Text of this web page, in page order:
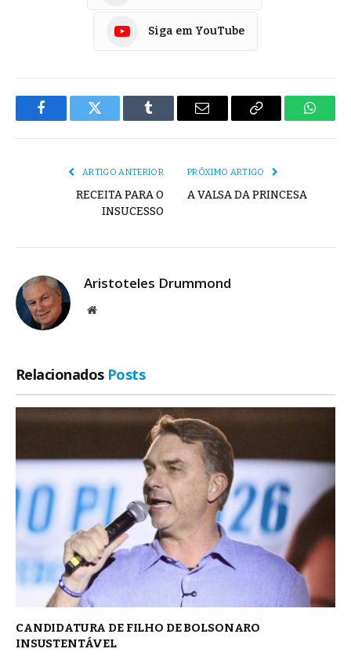
Siga em YouTube
FacebookTwitter Tumblr
E-
Copiar
ARTIGO ANTERIOR
RECEITA PARA O
INSUCESSO
PRÓXIMO ARTIGO
A VALSA DA PRINCESA
Aristoteles Drummond
Site
Relacionados Posts
CANDIDATURA DE FILHO DE BOLSONARO
INSUSTENTÁVEL